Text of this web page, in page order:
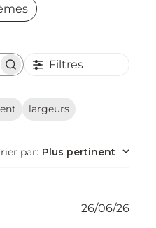
Filtres
largeurs
par: Plus pertinent
Date
26/06/26